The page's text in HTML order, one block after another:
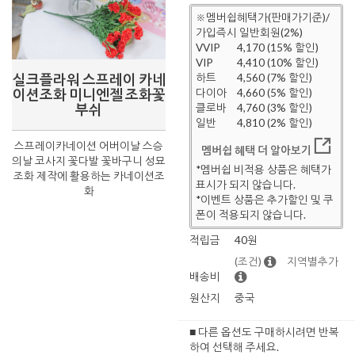
실크플라워 스프레이 카네
이션조화 미니엔젤 조화꽃
부쉬
스프레이카네이션 어버이날 스승
의날 코사지 꽃다발 꽃바구니 성묘
조화 제작에 활용하는 카네이션조
화
※멤버쉽혜택가(판매가기준)/
가입즉시 일반회원(2%)
VVIP
4,170 (15% 할인)
VIP
4,410 (10% 할인)
하트
4,560 (7% 할인)
다이아
4,660 (5% 할인)
클로바
4,760 (3% 할인)
일반
4,810 (2% 할인)
멤버쉽 혜택 더 알아보기
*멤버쉽 비적용 상품은 혜택가
표시가 되지 않습니다.
*이벤트 상품은 추가할인 및 쿠
폰이 적용되지 않습니다.
적립금
40원
배송비
(조건) 지역별추가
원산지 중국
■ 다른 옵션도 구매하시려면 반복
하여 선택해 주세요.